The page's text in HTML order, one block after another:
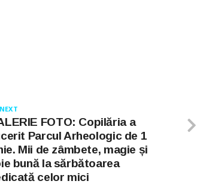
FOTO: Copilăria a
Parcul Arheologic de 1
Mii de zâmbete, magie și
bună la sărbătoarea
celor mici